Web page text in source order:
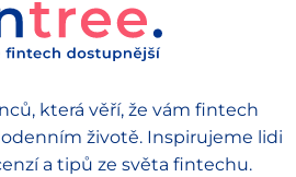
která věří, že vám fintech
životě. Inspirujeme lidi
a tipů ze světa fintechu.